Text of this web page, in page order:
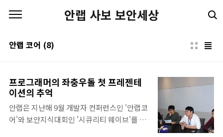
안랩 사보 보안세상
안랩 코어 (8)
프로그래머의 좌충우돌 첫 프레젠테
이션의 추억
안랩은 지난해 9월 개발자 컨퍼런스인 '안랩코
어'와 보안지식대회인 '시큐리티 웨이브'를 2